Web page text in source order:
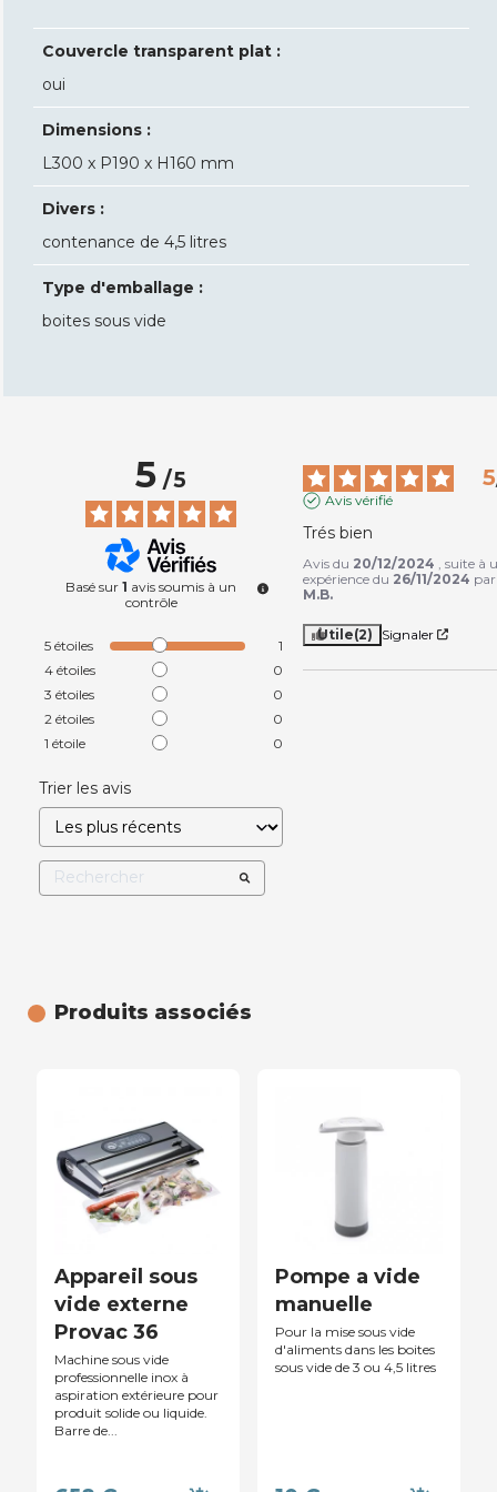
Couvercle transparent plat :
oui
Dimensions :
L300 x P190 x H160 mm
Divers :
contenance de 4,5 litres
Type d'emballage :
boites sous vide
5/5
Basé sur 1 avis soumis à un
contrôle
5 étoiles
1
4 étoiles
0
3 étoiles
0
2 étoiles
0
1 étoile 0
Trier les avis
5
Avis vérifié
Trés bien
Avis du 20/12/2024
, suite à
expérience du 26/11/2024 par
M.B.
Utile(2) Signaler
Produits associés
Appareil sous
vide externe
Provac 36
Machine sous vide
professionnelle inox à
aspiration extérieure pour
produit solide ou liquide.
Barre de...
Pompe a vide
manuelle
Pour la mise sous vide
d'aliments dans les boites
sous vide de 3 ou 4,5 litres